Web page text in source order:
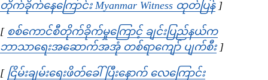
တိုက်ခိုက်နေကြောင်း Myanmar Witness ထုတ်ပြန်Opens in
]
[ စစ်ကောင်စီတိုက်ခိုက်မှုကြောင့် ချင်းပြည်နယ်က
ဘာသာရေးအဆောက်အအုံ တစ်ရာကျော် ပျက်စီးOpens in
]
[ ငြိမ်းချမ်းရေးဖိတ်ခေါ်ပြီးနောက် လေကြောင်း